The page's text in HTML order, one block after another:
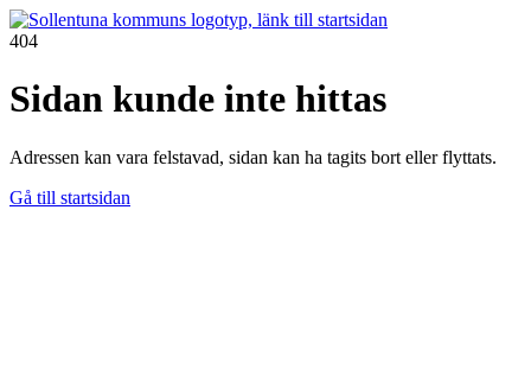
404
Sidan kunde inte hittas
Adressen kan vara felstavad, sidan kan ha tagits bort eller flyttats.
Gå till startsidan